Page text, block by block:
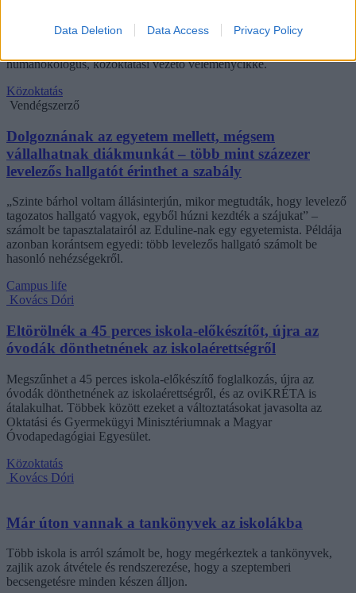
Data Deletion Data Access Privacy Policy
érdemi társadalmi egyeztetés ígéretének beváltását, vagy más szóval
„kényszerét”. Ennek, az amúgy pozitív stressznek a kezeléséhez
humánökológus, közoktatási vezető véleménycikke.
Közoktatás
Vendégszerző
Dolgoznának az egyetem mellett, mégsem
vállalhatnak diákmunkát – több mint százezer
levelezős hallgatót érinthet a szabály
„Szinte bárhol voltam állásinterjún, mikor megtudták, hogy levelező
tagozatos hallgató vagyok, egyből húzni kezdték a szájukat” –
számolt be tapasztalatairól az Eduline-nak egy egyetemista. Példája
azonban korántsem egyedi: több levelezős hallgató számolt be
hasonló nehézségekről.
Campus life
Kovács Dóri
Eltörölnék a 45 perces iskola-előkészítőt, újra az
óvodák dönthetnének az iskolaérettségről
Megszűnhet a 45 perces iskola-előkészítő foglalkozás, újra az
óvodák dönthetnének az iskolaérettségről, és az oviKRÉTA is
átalakulhat. Többek között ezeket a változtatásokat javasolta az
Oktatási és Gyermekügyi Minisztériumnak a Magyar
Óvodapedagógiai Egyesület.
Közoktatás
Kovács Dóri
Már úton vannak a tankönyvek az iskolákba
Több iskola is arról számolt be, hogy megérkeztek a tankönyvek,
zajlik azok átvétele és rendszerezése, hogy a szeptemberi
becsengetésre minden készen álljon.